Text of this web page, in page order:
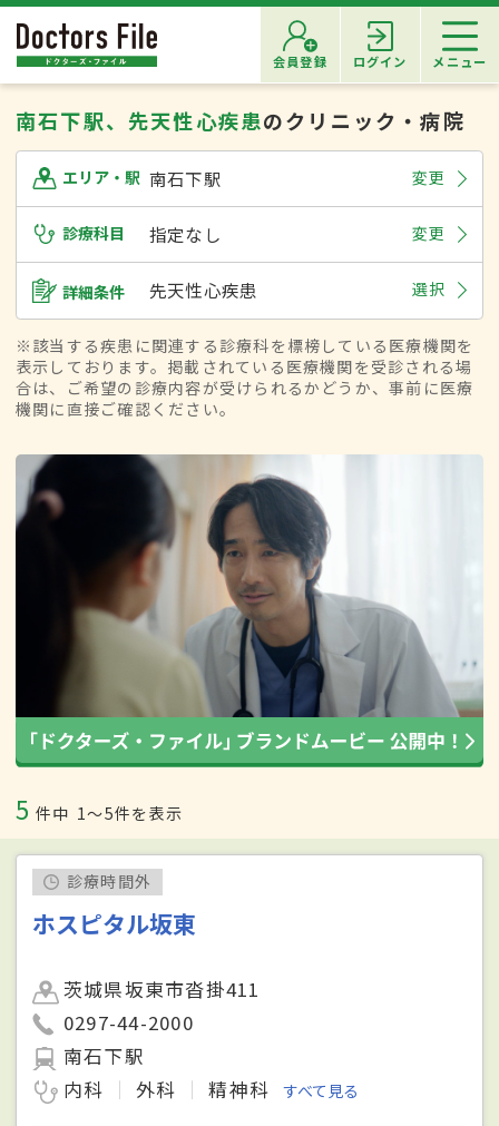
会員登録 ログイン メニュー
南石下駅、先天性心疾患のクリニック・病院
エリア・駅 南石下駅 変更
診療科目 指定なし 変更
詳細条件 先天性心疾患 選択
※該当する疾患に関連する診療科を標榜している医療機関を
表示しております。掲載されている医療機関を受診される場
合は、ご希望の診療内容が受けられるかどうか、事前に医療
機関に直接ご確認ください。
5 件中 1〜5件を表示
診療時間外
ホスピタル坂東
茨城県坂東市沓掛411
0297-44-2000
南石下駅
内科
外科 精神科 すべて見る